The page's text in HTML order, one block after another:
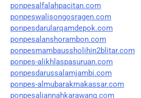
ponpesalfalahpacitan.com
ponpeswalisongosragen.com
ponpesdarularqamdepok.com
ponpesalanshorambon.com
ponpesmambaussholihin2blitar.com
ponpes-alikhlaspasuruan.com
ponpesdarussalamjambi.com
ponpes-almubarakmakassar.com
ponpesaljannahkarawang.com